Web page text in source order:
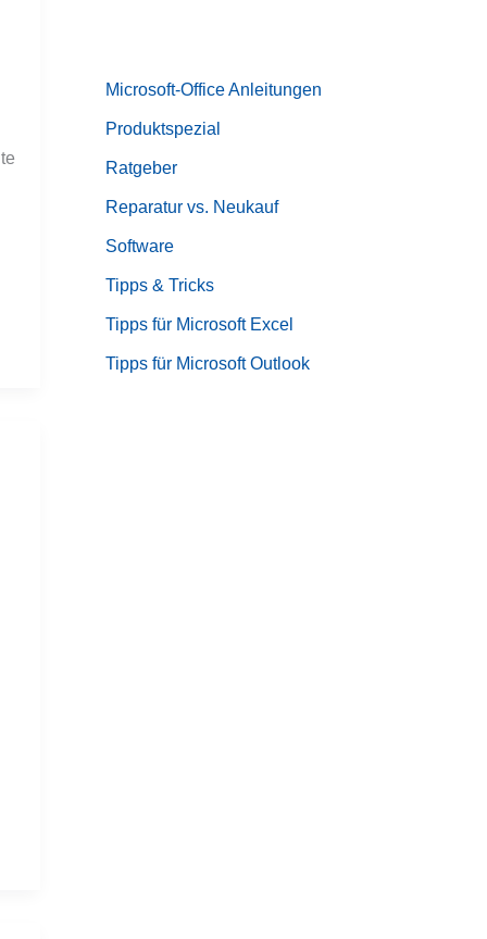
Microsoft-Office Anleitungen
Produktspezial
Ratgeber
Reparatur vs. Neukauf
Software
Tipps & Tricks
Tipps für Microsoft Excel
Tipps für Microsoft Outlook